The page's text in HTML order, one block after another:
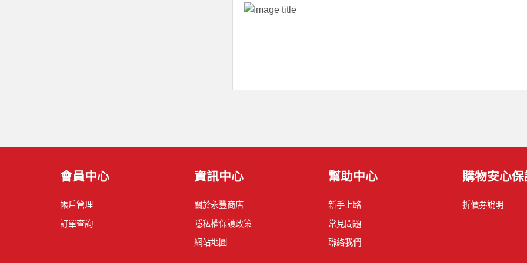
會員中心
帳戶管理
訂單查詢
資訊中心
關於永豐商店
隱私權保護政策
網站地圖
幫助中心
新手上路
常見問題
聯絡我們
購物安心保
折價券說明